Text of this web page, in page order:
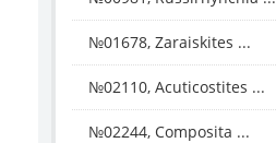
№01678, Zaraiskites ...
№02110, Acuticostites ...
№02244, Composita ...